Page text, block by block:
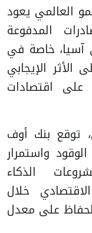
العالمي يعود
المدفوعة
آسيا، خاصة في
الأثر الإيجابي
على اقتصادات
توقع بنك أوف
واستمرار
الذكاء
خلال
عام 2026، مع الحفاظ على معدل